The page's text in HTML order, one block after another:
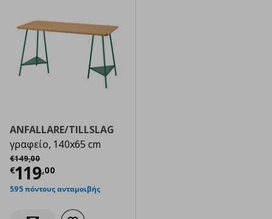
ANFALLARE/TILLSLAG
γραφείο, 140x65 cm
€149,00
Αρχική τιμή
€119,00
Τρέχουσα τιμή
595 πόντους ανταμοιβής